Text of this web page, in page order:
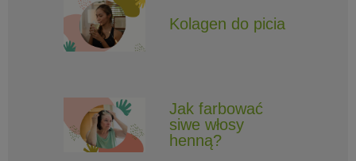
Kolagen do picia
Jak farbować
siwe włosy
henną?